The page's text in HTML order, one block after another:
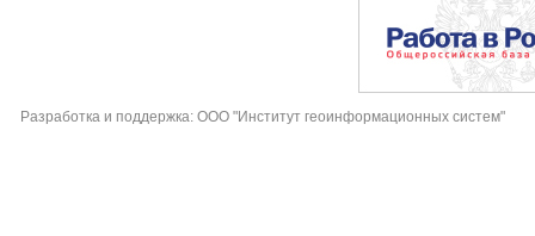
Разработка и поддержка: ООО "Институт геоинформационных систем"